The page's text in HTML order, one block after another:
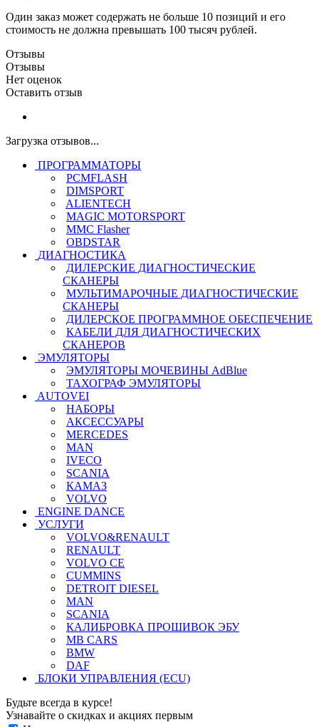
Один заказ может содержать не больше 10 позиций и его
стоимость не должна превышать 100 тысяч рублей.
Отзывы
Отзывы
Нет оценок
Оставить отзыв
Загрузка отзывов...
ПРОГРАММАТОРЫ
PCMFLASH
DIMSPORT
ALIENTECH
MAGIC MOTORSPORT
MMC Flasher
OBDSTAR
ДИАГНОСТИКА
ДИЛЕРСКИЕ ДИАГНОСТИЧЕСКИЕ
СКАНЕРЫ
МУЛЬТИМАРОЧНЫЕ ДИАГНОСТИЧЕСКИЕ
СКАНЕРЫ
ДИЛЕРСКОЕ ПРОГРАММНОЕ ОБЕСПЕЧЕНИЕ
КАБЕЛИ ДЛЯ ДИАГНОСТИЧЕСКИХ
СКАНЕРОВ
ЭМУЛЯТОРЫ
ЭМУЛЯТОРЫ МОЧЕВИНЫ АdBlue
ТАХОГРАФ ЭМУЛЯТОРЫ
AUTOVEI
НАБОРЫ
АКСЕССУАРЫ
MERCEDES
MAN
IVECO
SCANIA
КАМАЗ
VOLVO
ENGINE DANCE
УСЛУГИ
VOLVO&RENAULT
RENAULT
VOLVO CE
CUMMINS
DETROIT DIESEL
MAN
SCANIA
КАЛИБРОВКА ПРОШИВОК ЭБУ
MB CARS
BMW
DAF
БЛОКИ УПРАВЛЕНИЯ (ECU)
Будьте всегда в курсе!
Узнавайте о скидках и акциях первым